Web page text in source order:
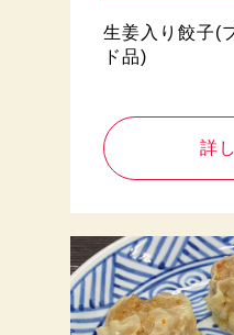
生姜入り餃子(
ド品)
詳